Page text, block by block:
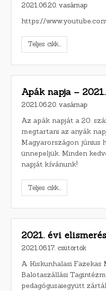
2021.06.20. vasárnap
https://
Teljes cikk...
Apák napja – 2021.
2021.06.20. vasárnap
Az apák napját a 20.
megtartani az anyák
Magyarországon június
ünnepeljük. Minden
napját kívánunk!
Teljes cikk...
2021. évi
2021.06.17. csütörtök
A Kiskunhalasi
Balotaszállási
pedagógusaiegyütt